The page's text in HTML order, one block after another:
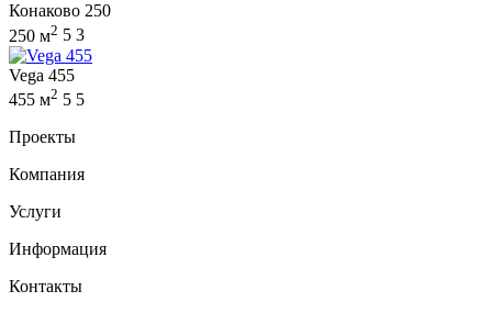
Конаково 250
250 м2 5 3
Vega 455
455 м2 5 5
Проекты
Компания
Услуги
Информация
Контакты